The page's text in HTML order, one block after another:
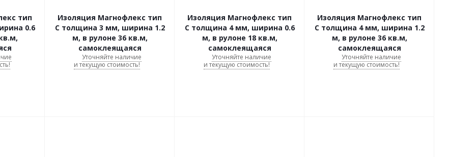
тип
0.6
Изоляция Магнофлекс тип
C толщина 3 мм, ширина 1.2
м, в рулоне 36 кв.м,
самоклеящаяся
Уточняйте наличие
и текущую стоимость!
Изоляция Магнофлекс тип
C толщина 4 мм, ширина 0.6
м, в рулоне 18 кв.м,
самоклеящаяся
Уточняйте наличие
и текущую стоимость!
Изоляция Магнофлекс тип
C толщина 4 мм, ширина 1.2
м, в рулоне 36 кв.м,
самоклеящаяся
Уточняйте наличие
и текущую стоимость!